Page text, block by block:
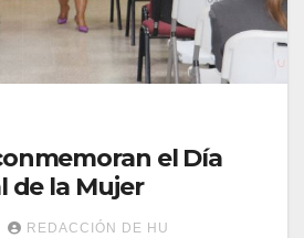
el Día
de la Mujer
REDACCIÓN DE HU